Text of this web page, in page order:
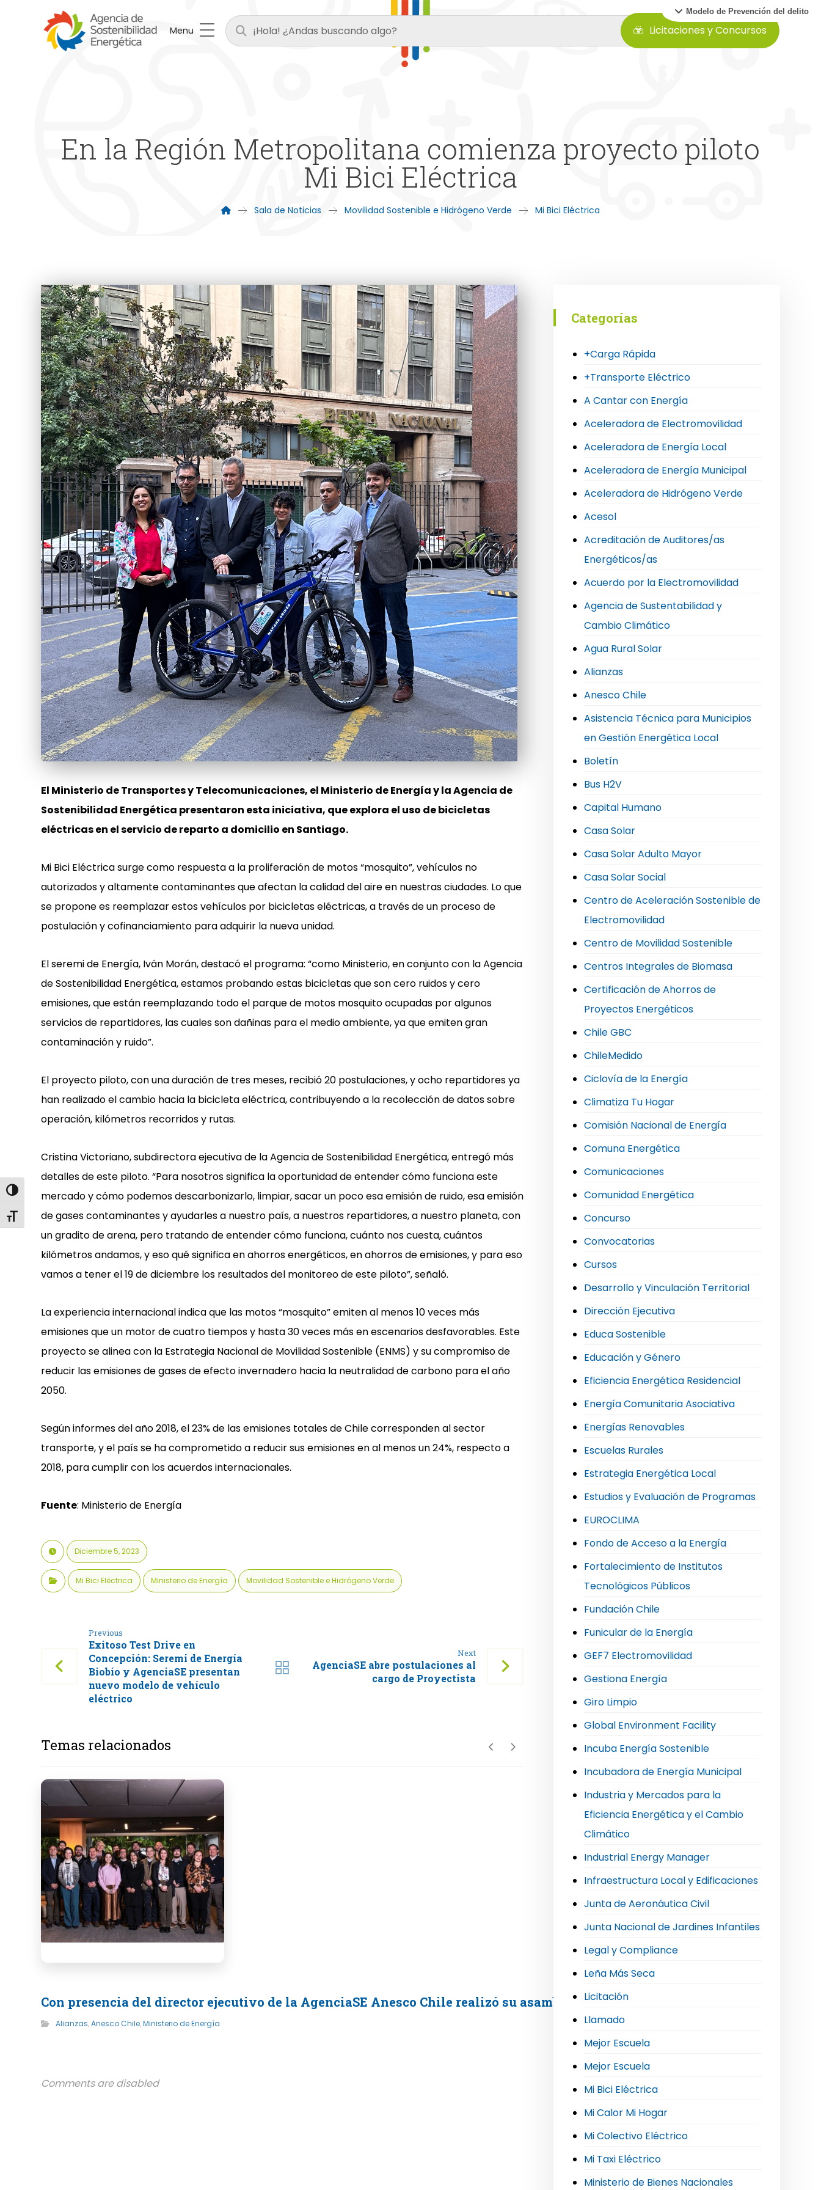
Alternar alto contraste
Alternar tamaño de letra
Modelo de Prevención del delito
Menu Licitaciones y Concursos
En la Región Metropolitana comienza proyecto piloto
Mi Bici Eléctrica
Sala de Noticias Movilidad Sostenible e Hidrógeno Verde Mi Bici Eléctrica
El Ministerio de Transportes y Telecomunicaciones, el Ministerio de Energía y la Agencia de
Sostenibilidad Energética presentaron esta iniciativa, que explora el uso de bicicletas
eléctricas en el servicio de reparto a domicilio en Santiago.
Mi Bici Eléctrica surge como respuesta a la proliferación de motos “mosquito”, vehículos no
autorizados y altamente contaminantes que afectan la calidad del aire en nuestras ciudades. Lo que
se propone es reemplazar estos vehículos por bicicletas eléctricas, a través de un proceso de
postulación y cofinanciamiento para adquirir la nueva unidad.
El seremi de Energía, Iván Morán, destacó el programa: “como Ministerio, en conjunto con la Agencia
de Sostenibilidad Energética, estamos probando estas bicicletas que son cero ruidos y cero
emisiones, que están reemplazando todo el parque de motos mosquito ocupadas por algunos
servicios de repartidores, las cuales son dañinas para el medio ambiente, ya que emiten gran
contaminación y ruido”.
El proyecto piloto, con una duración de tres meses, recibió 20 postulaciones, y ocho repartidores ya
han realizado el cambio hacia la bicicleta eléctrica, contribuyendo a la recolección de datos sobre
operación, kilómetros recorridos y rutas.
Cristina Victoriano, subdirectora ejecutiva de la Agencia de Sostenibilidad Energética, entregó más
detalles de este piloto. “Para nosotros significa la oportunidad de entender cómo funciona este
mercado y cómo podemos descarbonizarlo, limpiar, sacar un poco esa emisión de ruido, esa emisión
de gases contaminantes y ayudarles a nuestro país, a nuestros repartidores, a nuestro planeta, con
un gradito de arena, pero tratando de entender cómo funciona, cuánto nos cuesta, cuántos
kilómetros andamos, y eso qué significa en ahorros energéticos, en ahorros de emisiones, y para eso
vamos a tener el 19 de diciembre los resultados del monitoreo de este piloto”, señaló.
La experiencia internacional indica que las motos “mosquito” emiten al menos 10 veces más
emisiones que un motor de cuatro tiempos y hasta 30 veces más en escenarios desfavorables. Este
proyecto se alinea con la Estrategia Nacional de Movilidad Sostenible (ENMS) y su compromiso de
reducir las emisiones de gases de efecto invernadero hacia la neutralidad de carbono para el año
2050.
Según informes del año 2018, el 23% de las emisiones totales de Chile corresponden al sector
transporte, y el país se ha comprometido a reducir sus emisiones en al menos un 24%, respecto a
2018, para cumplir con los acuerdos internacionales.
Fuente: Ministerio de Energía
Diciembre 5, 2023
Mi Bici Eléctrica Ministerio de Energía Movilidad Sostenible e Hidrógeno Verde
Previous
Exitoso Test Drive en
Concepción: Seremi de Energía
Biobío y AgenciaSE presentan
nuevo modelo de vehículo
eléctrico
Next
AgenciaSE abre postulaciones al
cargo de Proyectista
Temas relacionados
Con presencia del director ejecutivo de la AgenciaSE Anesco Chile realizó su asamblea extraordinaria de socios
Alianzas,Anesco Chile,Ministerio de Energía
Comments are disabled
Categorías
+Carga Rápida
+Transporte Eléctrico
A Cantar con Energía
Aceleradora de Electromovilidad
Aceleradora de Energía Local
Aceleradora de Energía Municipal
Aceleradora de Hidrógeno Verde
Acesol
Acreditación de Auditores/as
Energéticos/as
Acuerdo por la Electromovilidad
Agencia de Sustentabilidad y
Cambio Climático
Agua Rural Solar
Alianzas
Anesco Chile
Asistencia Técnica para Municipios
en Gestión Energética Local
Boletín
Bus H2V
Capital Humano
Casa Solar
Casa Solar Adulto Mayor
Casa Solar Social
Centro de Aceleración Sostenible de
Electromovilidad
Centro de Movilidad Sostenible
Centros Integrales de Biomasa
Certificación de Ahorros de
Proyectos Energéticos
Chile GBC
ChileMedido
Ciclovía de la Energía
Climatiza Tu Hogar
Comisión Nacional de Energía
Comuna Energética
Comunicaciones
Comunidad Energética
Concurso
Convocatorias
Cursos
Desarrollo y Vinculación Territorial
Dirección Ejecutiva
Educa Sostenible
Educación y Género
Eficiencia Energética Residencial
Energía Comunitaria Asociativa
Energías Renovables
Escuelas Rurales
Estrategia Energética Local
Estudios y Evaluación de Programas
EUROCLIMA
Fondo de Acceso a la Energía
Fortalecimiento de Institutos
Tecnológicos Públicos
Fundación Chile
Funicular de la Energía
GEF7 Electromovilidad
Gestiona Energía
Giro Limpio
Global Environment Facility
Incuba Energía Sostenible
Incubadora de Energía Municipal
Industria y Mercados para la
Eficiencia Energética y el Cambio
Climático
Industrial Energy Manager
Infraestructura Local y Edificaciones
Junta de Aeronáutica Civil
Junta Nacional de Jardines Infantiles
Legal y Compliance
Leña Más Seca
Licitación
Llamado
Mejor Escuela
Mejor Escuela
Mi Bici Eléctrica
Mi Calor Mi Hogar
Mi Colectivo Eléctrico
Mi Taxi Eléctrico
Ministerio de Bienes Nacionales